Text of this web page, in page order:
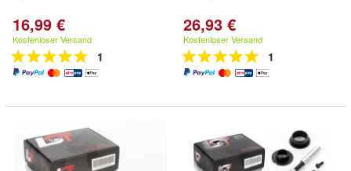
16,99 €
Kostenloser Versand
1
26,93 €
Kostenloser Versand
1